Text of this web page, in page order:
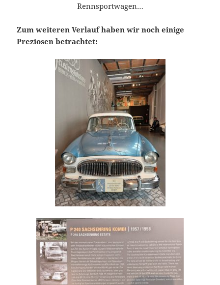
Rennsportwagen…
Zum weiteren Verlauf haben wir noch einige
Preziosen betrachtet: